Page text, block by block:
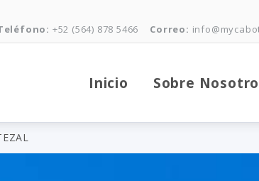
+52 (564) 878 5466 Correo:
Inicio Sobre